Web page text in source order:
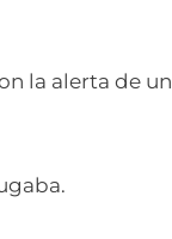
la alerta de un